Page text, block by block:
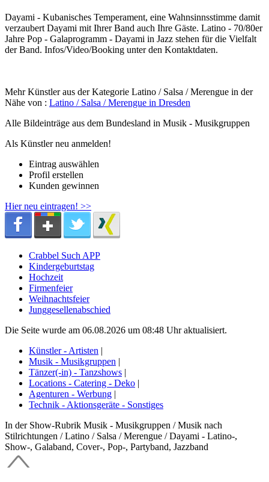
Dayami - Kubanisches Temperament, eine Wahnsinnsstimme damit
verzaubert Dayami mit Ihrer Band auch Ihre Gäste. Latino - 70/80er
Jahre Pop - Galaprogramm - Dayami in Jazz stehen für die Vielfalt
der Band. Infos/Video/Booking unter den Kontaktdaten.
Mehr Künstler aus der Kategorie Latino / Salsa / Merengue in der
Nähe von : Latino / Salsa / Merengue in Dresden
Alle Bildeinträge aus dem Bundesland in Musik - Musikgruppen
Als Künstler neu anmelden!
Eintrag auswählen
Profil erstellen
Kunden gewinnen
Hier neu eintragen! >>
Crabbel Such APP
Kindergeburtstag
Hochzeit
Firmenfeier
Weihnachtsfeier
Junggesellenabschied
Die Seite wurde am 06.08.2026 um 08:48 Uhr aktualisiert.
Künstler - Artisten |
Musik - Musikgruppen |
Tänzer(-in) - Tanzshows |
Locations - Catering - Deko |
Agenturen - Werbung |
Technik - Aktionsgeräte - Sonstiges
In der Show-Rubrik Musik - Musikgruppen / Musik nach
Stilrichtungen / Latino / Salsa / Merengue / Dayami - Latino-,
Show-, Galaband, Cover-, Pop-, Partyband, Jazzband